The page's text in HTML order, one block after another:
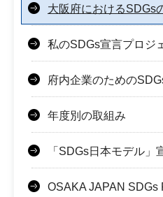
大阪府におけるSDGs
私のSDGs宣言プロジ
府内企業のための
年度別の取組み
「SDGs日本モデル」
OSAKA JAPAN SDGs